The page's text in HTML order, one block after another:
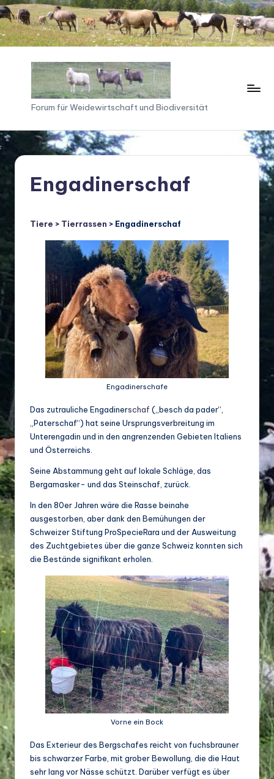
Skip
to
F
o
ru
f
r
ts
h
a
ft
u
n
d
Bi
o
Forum für Weidewirtschaft und Biodiversität
Engadinerschaf
Tiere > Tierrassen > Engadinerschaf
Engadinerschafe
Das zutrauliche Engadinerschaf („besch da pader“,
„Paterschaf“) hat seine Ursprungsverbreitung im
Unterengadin und in den angrenzenden Gebieten Italiens
und Österreichs.
Seine Abstammung geht auf lokale Schläge, das
Bergamasker- und das Steinschaf, zurück.
In den 80er Jahren wäre die Rasse beinahe
ausgestorben, aber dank den Bemühungen der
Schweizer Stiftung ProSpecieRara und der Ausweitung
des Zuchtgebietes über die ganze Schweiz konnten sich
die Bestände signifikant erholen.
Vorne ein Bock
Das Exterieur des Bergschafes reicht von fuchsbrauner
bis schwarzer Farbe, mit grober Bewollung, die die Haut
sehr lang vor Nässe schützt. Darüber verfügt es über